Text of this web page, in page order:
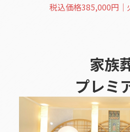
税込価格385,000円｜
家族
プレミ